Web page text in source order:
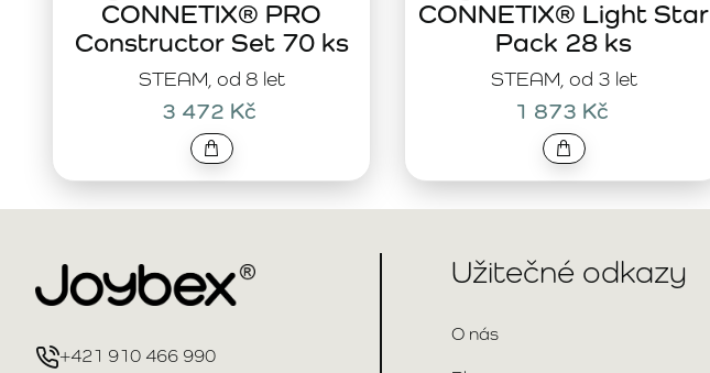
STEAM, od 8 let
CONNETIX® PRO
Constructor Set 70 ks
3 472 Kč
STEAM, od 3 let
CONNETIX® Light Star
Pack 28 ks
1 873 Kč
+421 910 466 990
Užitečné odkazy
O nás